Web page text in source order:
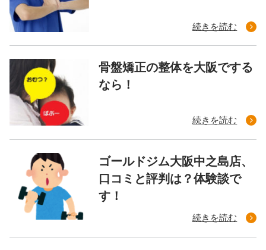
続きを読む
骨盤矯正の整体を大阪でする
なら！
続きを読む
ゴールドジム大阪中之島店、
口コミと評判は？体験談で
す！
続きを読む